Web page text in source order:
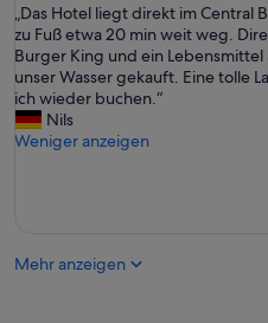
10,
Wunderbar,
(605
Bewertungen)
„
D
a
s
H
o
t
g
„Das Hotel liegt direkt im Central
zu Fuß etwa 20 min weit weg.
Burger King und ein
unser Wasser gekauft. Eine tolle
ich wieder buchen.“
Nils
Weniger anzeigen
Mehr anzeigen